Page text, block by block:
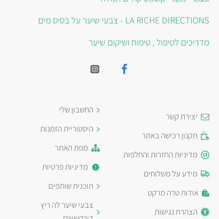
LA RICHE DIRECTIONS - צבעי שיער על בסיס מים
מדריכים לטיפול , טיפוח ושיקום שיער
יצירת קשר
תקנון רכישה באתר
מדיניות החזרות והחלפות
מידע על משלוחים
אודות טרה מרקט
הצהרת נגישות
החשבון שלי
היסטוריית הזמנות
מפת האתר
מדיניות פרטיות
תוכנית שותפים
צבעי שיער לה ריץ